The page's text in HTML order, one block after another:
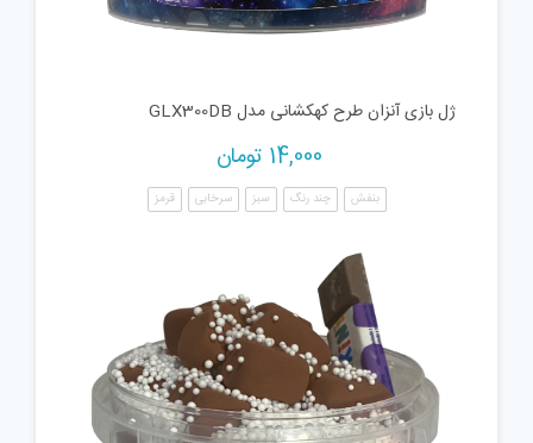
ژل بازی آنزان طرح کهکشانی مدل GLX300DB
14,000 تومان
بنفش چند رنگ سبز سرخابی قرمز